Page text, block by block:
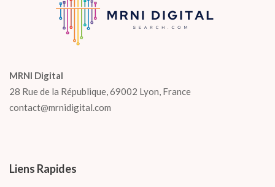
MRNI Digital
28 Rue de la République, 69002 Lyon, France
contact@mrnidigital.com
Liens Rapides